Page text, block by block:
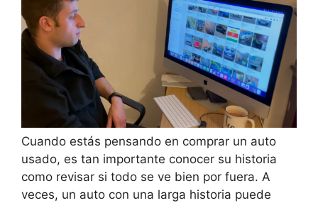
Cuando estás pensando en comprar un auto
usado, es tan importante conocer su historia
como revisar si todo se ve bien por fuera. A
veces, un auto con una larga historia puede